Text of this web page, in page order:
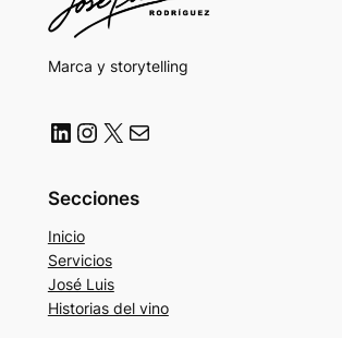
Marca y storytelling
LinkedIn Instagram X Correo electrónico
Secciones
Inicio
Servicios
José Luis
Historias del vino